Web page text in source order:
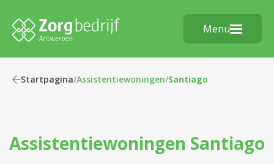
Menu
Startpagina/Assistentiewoningen/Santiago
Assistentiewoningen Santiago